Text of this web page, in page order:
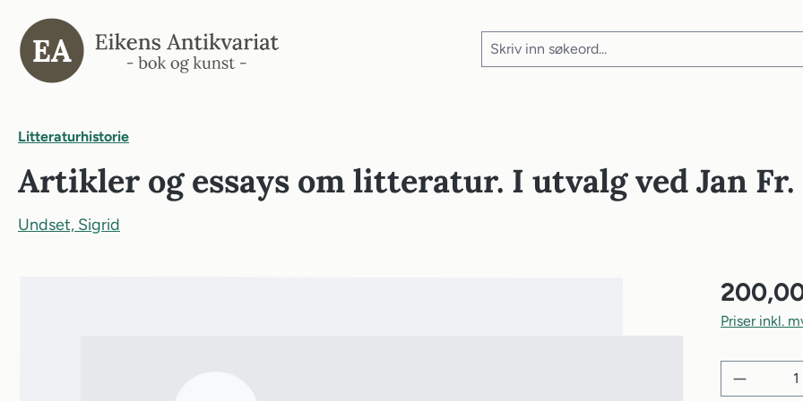
søk
Gå til hovednavigasjon
Litteraturhistorie
Artikler og essays om litteratur. I utvalg ved Jan
Undset, Sigrid
Priser inkl.